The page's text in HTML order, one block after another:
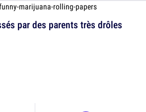
par des parents très drôles